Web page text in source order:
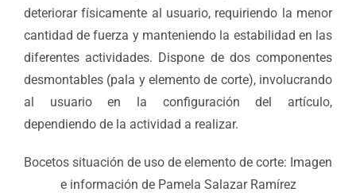
deteriorar físicamente al usuario, requiriendo la menor
cantidad de fuerza y manteniendo la estabilidad en las
diferentes actividades. Dispone de dos componentes
desmontables (pala y elemento de corte), involucrando
al usuario en la configuración del artículo,
dependiendo de la actividad a realizar.
Bocetos situación de uso de elemento de corte: Imagen
e información de Pamela Salazar Ramírez